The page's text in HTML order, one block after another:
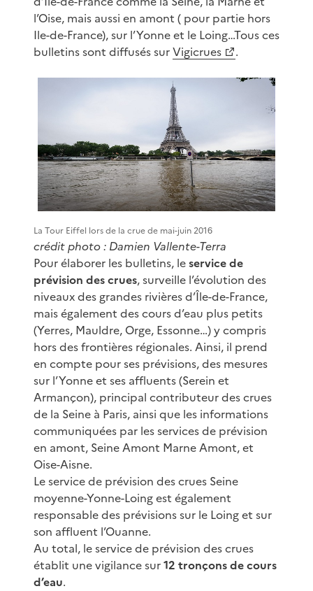
l’Oise, mais aussi en amont ( pour partie hors
Ile-de-France), sur l’Yonne et le Loing…Tous ces
bulletins sont diffusés surVigicrues .
La Tour Eiffel lors de la crue de mai-juin 2016
crédit photo : Damien Vallente-Terra
Pour élaborer les bulletins, leservice de
prévision des crues, surveille l’évolution des
niveaux des grandes rivières d’Île-de-France,
mais également des cours d’eau plus petits
(Yerres, Mauldre, Orge, Essonne…) y compris
hors des frontières régionales. Ainsi, il prend
en compte pour ses prévisions, des mesures
sur l’Yonne et ses affluents (Serein et
Armançon), principal contributeur des crues
de la Seine à Paris, ainsi que les informations
communiquées par les services de prévision
en amont, Seine Amont Marne Amont, et
Oise-Aisne.
Le service de prévision des crues Seine
moyenne-Yonne-Loing est également
responsable des prévisions sur le Loing et sur
son affluent l’Ouanne.
Au total, le service de prévision des crues
établit une vigilance sur12 tronçons de cours
d’eau.